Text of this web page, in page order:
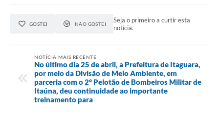
GOSTEI NÃO GOSTEI
Seja o primeiro a curtir esta
notícia.
NOTÍCIA MAIS RECENTE
No último dia 25 de abril, a Prefeitura de Itaguara,
por meio da Divisão de Meio Ambiente, em
parceria com o 2° Pelotão de Bombeiros Militar de
Itaúna, deu continuidade ao importante
treinamento para